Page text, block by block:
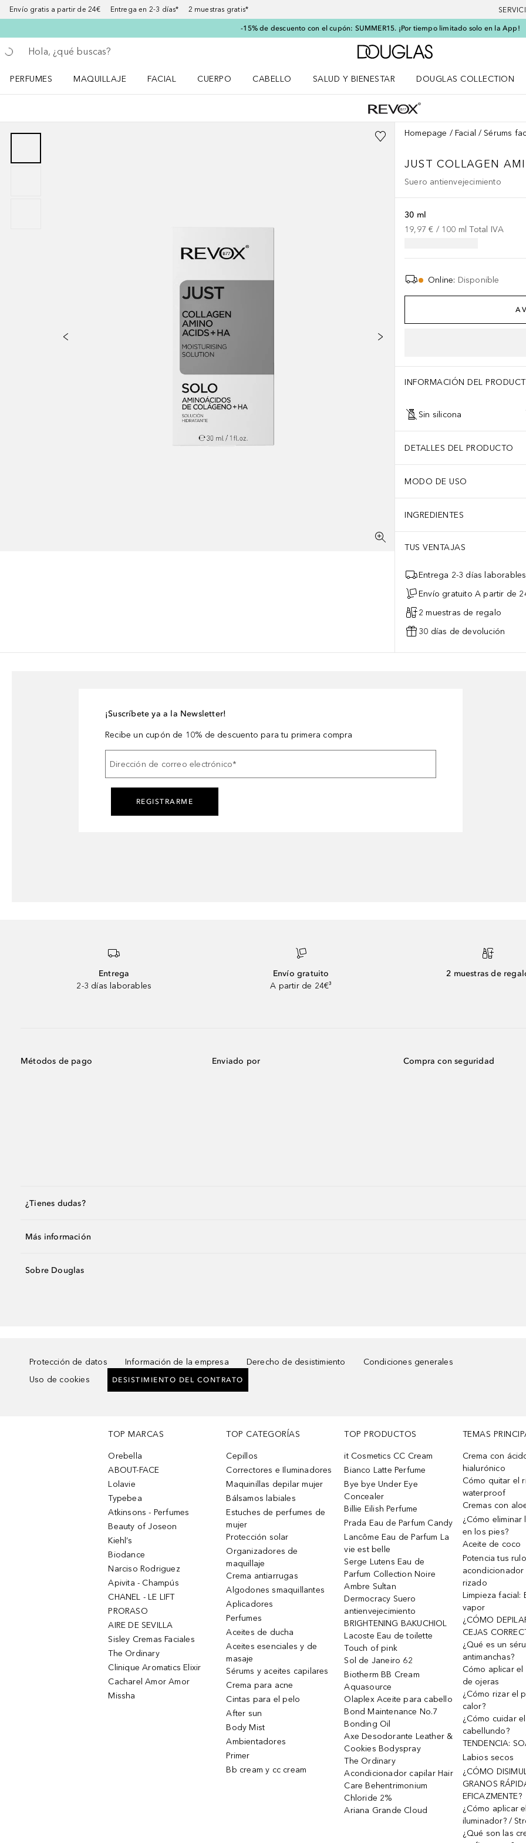
Envío gratis a partir de 24€ Entrega en 2-3 días* 2 muestras gratis*
-15% de descuento con el cupón: SUMMER15. ¡Por tiempo limitado solo en la App!
Regresar
Ejecutar búsqueda
A Douglas Home
PERFUMES
MAQUILLAJE
FACIAL
CUERPO
CABELLO
SALUD Y BIENESTAR
DOUGLAS COLLECTION
Homepage Facial Sérums
JUST COLLAGEN
Suero antienvejecimiento
30 ml
19,97 € / 100 ml Total IVA
Online: Disponible
INFORMACIÓN DEL
Sin silicona
DETALLES DEL PRODUCTO
MODO DE USO
INGREDIENTES
TUS VENTAJAS
Entrega 2-3 días laborables
Envío gratuito A partir de
2 muestras de regalo
30 días de devolución
¡Suscríbete ya a la Newsletter!
Recibe un cupón de 10% de descuento para tu primera compra
Dirección de correo electrónico*
REGISTRARME
Entrega
2-3 días laborables
Envío gratuito
A partir de 24€³
2 muestras de
Métodos de pago Enviado por Compra con seguridad
¿Tienes dudas?
Más información
Sobre Douglas
Protección de datos Información de la empresa Derecho de desistimiento
Condiciones generales
Uso de cookies
DESISTIMIENTO DEL CONTRATO
TOP MARCAS
Orebella
ABOUT-FACE
Lolavie
Typebea
Atkinsons - Perfumes
Beauty of Joseon
Kiehl’s
Biodance
Narciso Rodriguez
Apivita - Champús
CHANEL - LE LIFT
PRORASO
AIRE DE SEVILLA
Sisley Cremas Faciales
The Ordinary
Clinique Aromatics Elixir
Cacharel Amor Amor
Missha
TOP CATEGORÍAS
Cepillos
Correctores e Iluminadores
Maquinillas depilar mujer
Bálsamos labiales
Estuches de perfumes de
mujer
Protección solar
Organizadores de
maquillaje
Crema antiarrugas
Algodones smaquillantes
Aplicadores
Perfumes
Aceites de ducha
Aceites esenciales y de
masaje
Sérums y aceites capilares
Crema para acne
Cintas para el pelo
After sun
Body Mist
Ambientadores
Primer
Bb cream y cc cream
TOP PRODUCTOS
it Cosmetics CC Cream
Bianco Latte Perfume
Bye bye Under Eye
Concealer
Billie Eilish Perfume
Prada Eau de Parfum Candy
Lancôme Eau de Parfum La
vie est belle
Serge Lutens Eau de
Parfum Collection Noire
Ambre Sultan
Dermocracy Suero
antienvejecimiento
BRIGHTENING BAKUCHIOL
Lacoste Eau de toilette
Touch of pink
Sol de Janeiro 62
Biotherm BB Cream
Aquasource
Olaplex Aceite para cabello
Bond Maintenance No.7
Bonding Oil
Axe Desodorante Leather &
Cookies Bodyspray
The Ordinary
Acondicionador capilar Hair
Care Behentrimonium
Chloride 2%
Ariana Grande Cloud
TEMAS
Crema con
hialurónico
Cómo quitar el
waterproof
Cremas con
¿Cómo eliminar
en los pies?
Aceite de coco
Potencia tus
rizado
Limpieza facial:
vapor
¿CÓMO
CEJAS
¿Qué es un
antimanchas?
Cómo aplicar
de ojeras
¿Cómo rizar el
calor?
¿Cómo cuidar
cabellundo?
TENDENCIA:
Labios secos
¿CÓMO
GRANOS
EFICAZMENTE?
¿Cómo aplicar el
iluminador? /
¿Qué son las